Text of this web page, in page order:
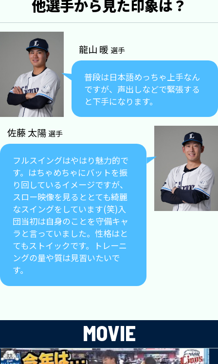
他選手から見た印象は？
龍山 暖 選手
普段は日本語めっちゃ上手なん
ですが、声出しなどで緊張する
と下手になります。
佐藤 太陽 選手
フルスイングはやはり魅力的で
す。はちゃめちゃにバットを振
り回しているイメージですが、
スロー映像を見るととても綺麗
なスイングをしています(笑)入
団当初は自身のことを守備キャ
ラと言っていました。性格はと
てもストイックです。トレーニ
ングの量や質は見習いたいで
す。
MOVIE